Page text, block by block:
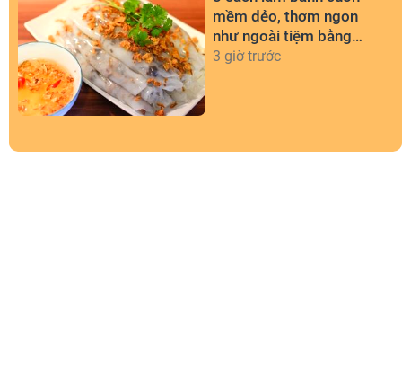
mềm dẻo, thơm ngon
như ngoài tiệm bằng
chảo chống dính
3 giờ trước